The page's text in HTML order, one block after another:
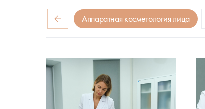
Аппаратная косметология лица